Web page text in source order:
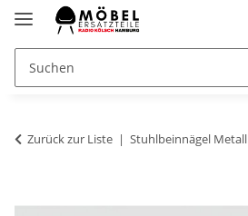
Zurück zur Liste Stuhlbeinnägel Metall